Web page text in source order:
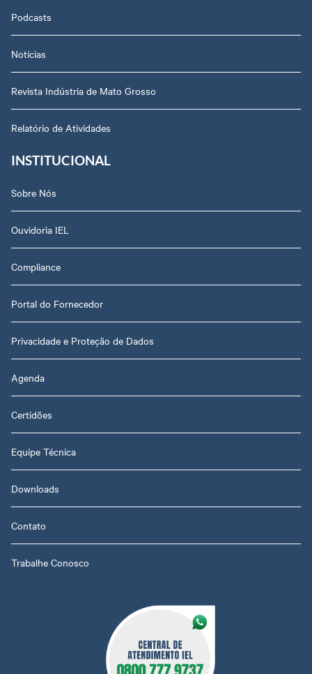
Podcasts
Notícias
Revista Indústria de Mato Grosso
Relatório de Atividades
INSTITUCIONAL
Sobre Nós
Ouvidoria IEL
Compliance
Portal do Fornecedor
Privacidade e Proteção de Dados
Agenda
Certidões
Equipe Técnica
Downloads
Contato
Trabalhe Conosco